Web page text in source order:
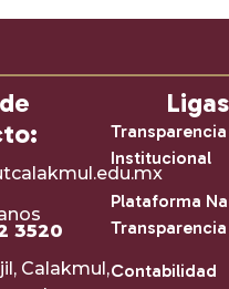
3520
Calakmul,
Transparencia
Institucional
Plataforma
Transparencia
Contabilidad